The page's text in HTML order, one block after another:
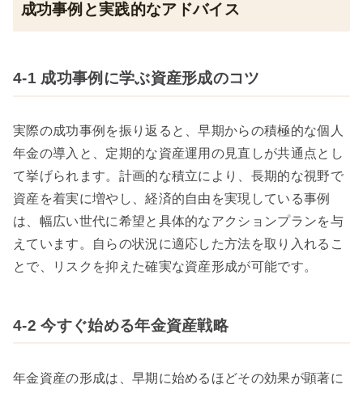
成功事例と実践的なアドバイス
4-1 成功事例に学ぶ資産形成のコツ
実際の成功事例を振り返ると、早期からの積極的な個人
年金の導入と、定期的な資産運用の見直しが共通点とし
て挙げられます。計画的な積立により、長期的な視野で
資産を着実に増やし、経済的自由を実現している事例
は、幅広い世代に希望と具体的なアクションプランを与
えています。自らの状況に適応した方法を取り入れるこ
とで、リスクを抑えた確実な資産形成が可能です。
4-2 今すぐ始める年金資産戦略
年金資産の形成は、早期に始めるほどその効果が顕著に